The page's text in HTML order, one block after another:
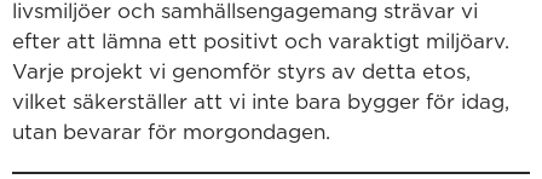
livsmiljöer och samhällsengagemang strävar vi
efter att lämna ett positivt och varaktigt miljöarv.
Varje projekt vi genomför styrs av detta etos,
vilket säkerställer att vi inte bara bygger för idag,
utan bevarar för morgondagen.